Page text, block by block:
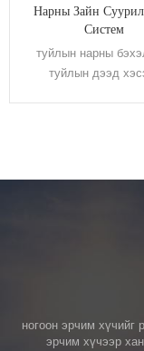
Нарны Зайн
Систем
туйлын нарны
туйлын дээд
ногоон эрчим
эрчим хүчээр